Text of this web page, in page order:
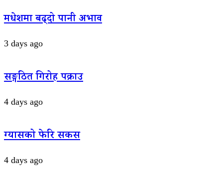
मधेशमा बढ्दो पानी अभाव
3 days ago
सङ्गठित गिरोह पक्राउ
4 days ago
ग्यासको फेरि सकस
4 days ago